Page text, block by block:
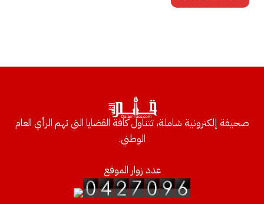
صحيفة إلكترونية شاملة، تتناول كافة القضايا التي تهم الرأي العام
الوطني.
عدد زوار الموقع